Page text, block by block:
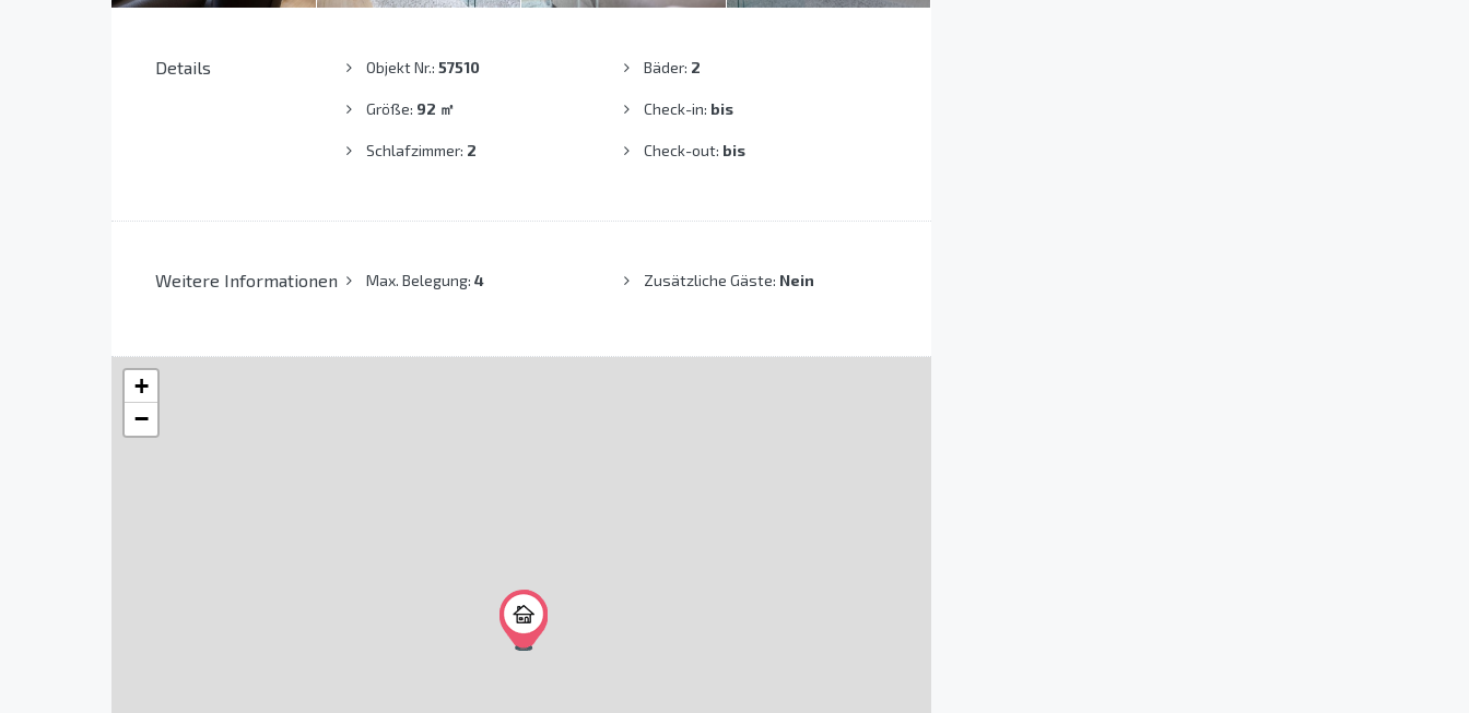
Details Objekt Nr.: 57510
Größe: 92 ㎡
Schlafzimmer: 2
Bäder: 2
Check-in: bis
Check-out: bis
Weitere Informationen Max. Belegung: 4 Zusätzliche Gäste: Nein
+
−